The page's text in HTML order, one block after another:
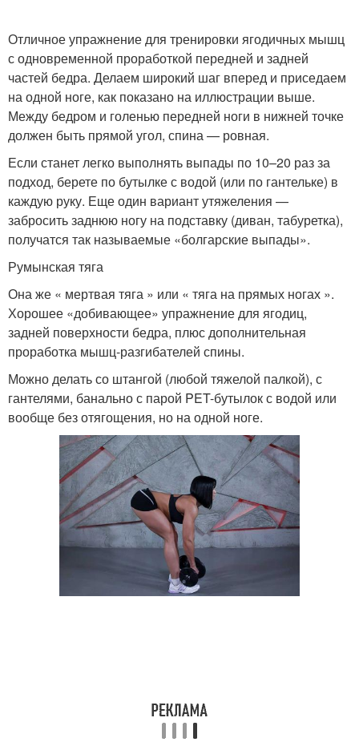
Отличное упражнение для тренировки ягодичных мышц
с одновременной проработкой передней и задней
частей бедра. Делаем широкий шаг вперед и приседаем
на одной ноге, как показано на иллюстрации выше.
Между бедром и голенью передней ноги в нижней точке
должен быть прямой угол, спина — ровная.
Если станет легко выполнять выпады по 10–20 раз за
подход, берете по бутылке с водой (или по гантельке) в
каждую руку. Еще один вариант утяжеления —
забросить заднюю ногу на подставку (диван, табуретка),
получатся так называемые «болгарские выпады».
Румынская тяга
Она же « мертвая тяга » или « тяга на прямых ногах ».
Хорошее «добивающее» упражнение для ягодиц,
задней поверхности бедра, плюс дополнительная
проработка мышц-разгибателей спины.
Можно делать со штангой (любой тяжелой палкой), с
гантелями, банально с парой PET-бутылок с водой или
вообще без отягощения, но на одной ноге.